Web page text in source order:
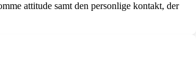
attitude samt den personlige kontakt, der